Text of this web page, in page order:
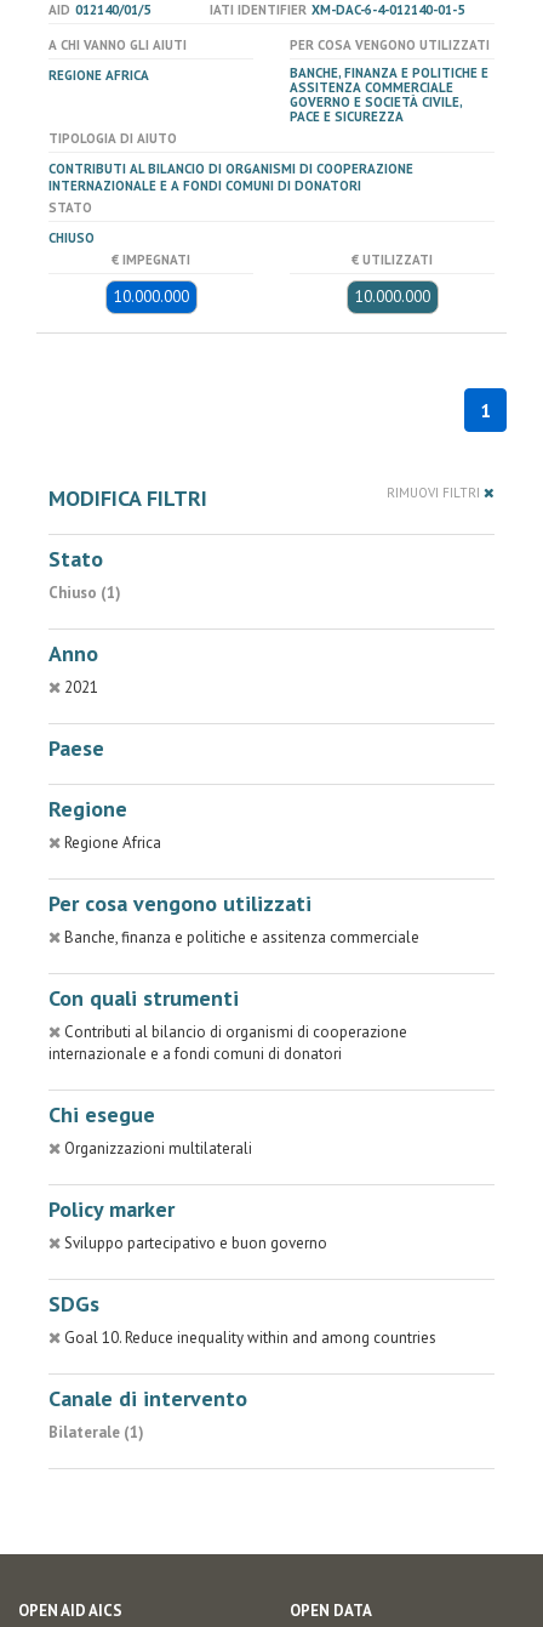
AID 012140/01/5 IATI IDENTIFIER XM-DAC-6-4-012140-01-5
A CHI VANNO GLI AIUTI
REGIONE AFRICA
PER COSA VENGONO UTILIZZATI
BANCHE, FINANZA E POLITICHE E
ASSITENZA COMMERCIALE
GOVERNO E SOCIETÀ CIVILE,
PACE E SICUREZZA
TIPOLOGIA DI AIUTO
CONTRIBUTI AL BILANCIO DI ORGANISMI DI COOPERAZIONE
INTERNAZIONALE E A FONDI COMUNI DI DONATORI
STATO
CHIUSO
€ IMPEGNATI
10.000.000
€ UTILIZZATI
10.000.000
1
MODIFICA FILTRI RIMUOVI FILTRI
Stato
Chiuso (1)
Anno
2021
Paese
Regione
Regione Africa
Per cosa vengono utilizzati
Banche, finanza e politiche e assitenza commerciale
Con quali strumenti
Contributi al bilancio di organismi di cooperazione
internazionale e a fondi comuni di donatori
Chi esegue
Organizzazioni multilaterali
Policy marker
Sviluppo partecipativo e buon governo
SDGs
Goal 10. Reduce inequality within and among countries
Canale di intervento
Bilaterale (1)
OPEN AID AICS OPEN DATA